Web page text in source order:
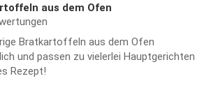
aus dem Ofen
Bratkartoffeln aus dem Ofen
und passen zu vielerlei Hauptgerichten
Rezept!